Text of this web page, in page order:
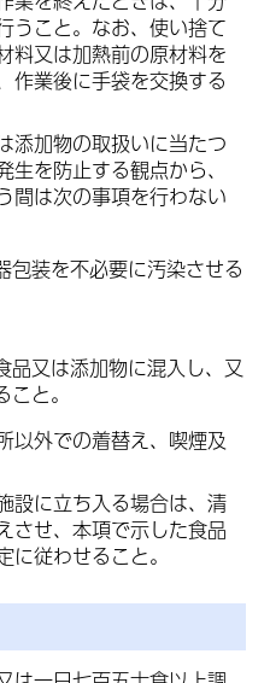
うこと。なお、使い捨て
料又は加熱前の原材料を
作業後に手袋を交換する
添加物の取扱いに当たつ
を防止する観点から、
間は次の事項を行わない
包装を不必要に汚染させる
品又は添加物に混入し、又
と。
以外での着替え、喫煙及
設に立ち入る場合は、清
させ、本項で示した食品
従わせること。